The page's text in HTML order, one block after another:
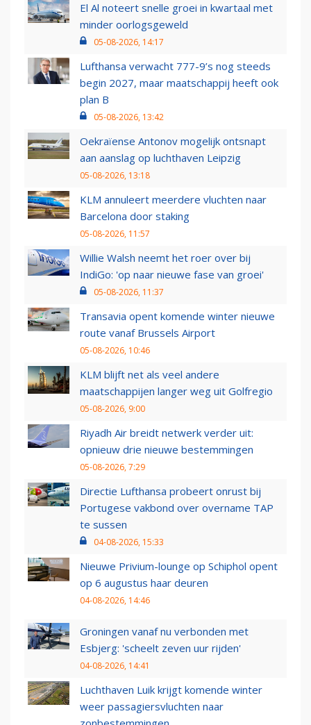
El Al noteert snelle groei in kwartaal met
minder oorlogsgeweld
05-08-2026, 14:17
Lufthansa verwacht 777-9’s nog steeds
begin 2027, maar maatschappij heeft ook
plan B
05-08-2026, 13:42
Oekraïense Antonov mogelijk ontsnapt
aan aanslag op luchthaven Leipzig
05-08-2026, 13:18
KLM annuleert meerdere vluchten naar
Barcelona door staking
05-08-2026, 11:57
Willie Walsh neemt het roer over bij
IndiGo: 'op naar nieuwe fase van groei'
05-08-2026, 11:37
Transavia opent komende winter nieuwe
route vanaf Brussels Airport
05-08-2026, 10:46
KLM blijft net als veel andere
maatschappijen langer weg uit Golfregio
05-08-2026, 9:00
Riyadh Air breidt netwerk verder uit:
opnieuw drie nieuwe bestemmingen
05-08-2026, 7:29
Directie Lufthansa probeert onrust bij
Portugese vakbond over overname TAP
te sussen
04-08-2026, 15:33
Nieuwe Privium-lounge op Schiphol opent
op 6 augustus haar deuren
04-08-2026, 14:46
Groningen vanaf nu verbonden met
Esbjerg: 'scheelt zeven uur rijden'
04-08-2026, 14:41
Luchthaven Luik krijgt komende winter
weer passagiersvluchten naar